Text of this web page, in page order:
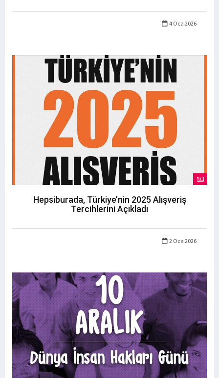
4 Oca 2026
Hepsiburada, Türkiye’nin 2025 Alışveriş
Tercihlerini Açıkladı
2 Oca 2026